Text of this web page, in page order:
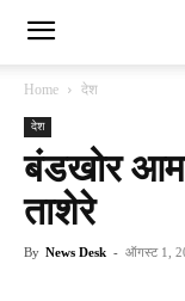
Home देश
देश
बंडखोर
ताशेरे
By News Desk - ऑगस्ट 1,